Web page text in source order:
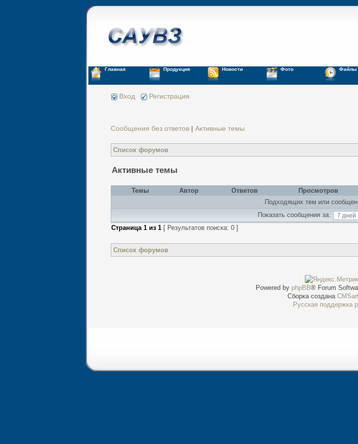
Главная Продукция Новости Фото Файлы
Вход Регистрация
Сообщения без ответов |Активные темы
Список форумов
Активные темы
Темы Автор Ответов Просмотров
Подходящих тем или
Показать сообщения за:
Страница1 из1 [ Результатов поиска: 0 ]
Список форумов
Powered by phpBB® Forum
Сборка создана
Русская поддержка